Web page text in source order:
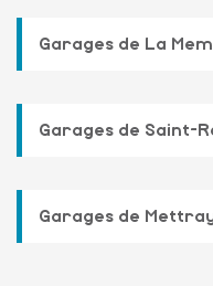
Garages de La
Garages de Saint-
Garages de